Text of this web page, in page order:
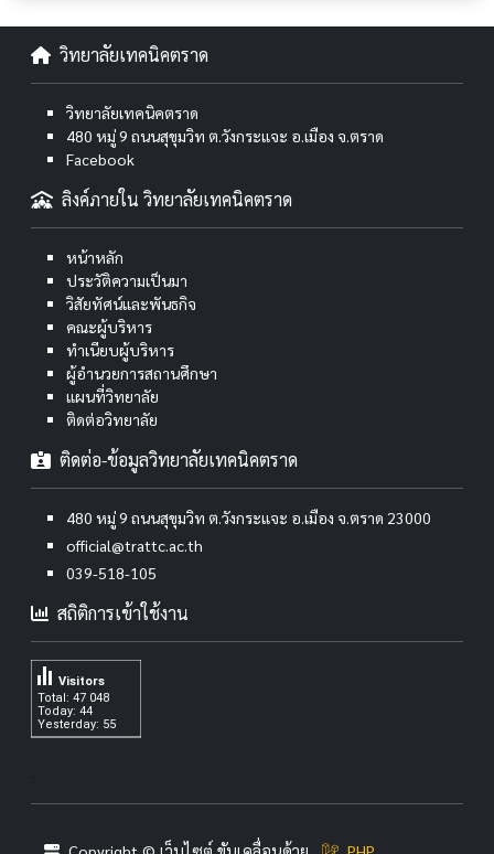
วิทยาลัยเทคนิคตราด
วิทยาลัยเทคนิคตราด
480 หมู่ 9 ถนนสุขุมวิท ต.วังกระแจะ อ.เมือง จ.ตราด
Facebook
ลิงค์ภายใน วิทยาลัยเทคนิคตราด
หน้าหลัก
ประวัติความเป็นมา
วิสัยทัศน์และพันธกิจ
คณะผู้บริหาร
ทำเนียบผู้บริหาร
ผู้อำนวยการสถานศึกษา
แผนที่วิทยาลัย
ติดต่อวิทยาลัย
ติดต่อ-ข้อมูลวิทยาลัยเทคนิคตราด
480 หมู่ 9 ถนนสุขุมวิท ต.วังกระแจะ อ.เมือง จ.ตราด 23000
official@trattc.ac.th
039-518-105
สถิติการเข้าใช้งาน
Total: 47 048
Today: 44
Yesterday: 55
Visitors